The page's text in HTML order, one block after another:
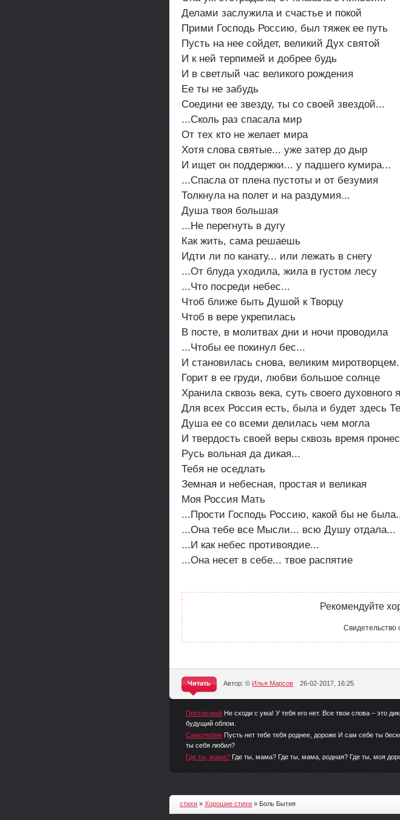
Делами заслужила и счастье и покой
Прими Господь Россию, был тяжек ее путь
Пусть на нее сойдет, великий Дух святой
И к ней терпимей и добрее будь
И в светлый час великого рождения
Ее ты не забудь
Соедини ее звезду, ты со своей звездой...
...Сколь раз спасала мир
От тех кто не желает мира
Хотя слова святые... уже затер до дыр
И ищет он поддержки... у падшего кумира...
...Спасла от плена пустоты и от безумия
Толкнула на полет и на раздумия...
Душа твоя большая
...Не перегнуть в дугу
Как жить, сама решаешь
Идти ли по канату... или лежать в снегу
...От блуда уходила, жила в густом лесу
...Что посреди небес...
Чтоб ближе быть Душой к Творцу
Чтоб в вере укрепилась
В посте, в молитвах дни и ночи проводила
...Чтобы ее покинул бес...
И становилась снова, великим
Горит в ее груди, любви большое солнце
Хранила сквозь века, суть своего духовного
Для всех Россия есть, была и будет здесь
Душа ее со всеми делилась чем могла
И твердость своей веры сквозь время
Русь вольная да дикая...
Тебя не оседлать
Земная и небесная, простая и великая
Моя Россия Мать
...Прости Господь Россию, какой бы не
...Она тебе все Мысли... всю Душу отдала...
...И как небес противоядие...
...Она несет в себе... твое распятие
Рекомендуйте
Свидетельство
Читать
^
Автор: © Илья Марсов 26-02-2017, 16:25
Протрезвей Не сходи с ума! У тебя его нет. Все твои слова – это
будущий облом.
Самолюбие Пусть нет тебе тебя роднее, дороже И сам себе ты
ты себя любил?
Где ты, мама? Где ты, мама? Где ты, мама, родная? Где ты, моя
стихи »Хорошие стихи » Боль Бытия